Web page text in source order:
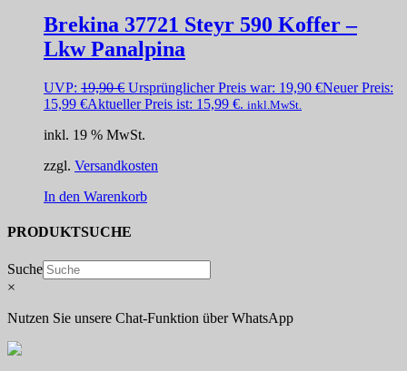
Brekina 37721 Steyr 590 Koffer –
Lkw Panalpina
UVP: 19,90€ Ursprünglicher Preis war: 19,90 €Neuer Preis:
15,99 €Aktueller Preis ist: 15,99 €. inkl.MwSt.
inkl. 19 % MwSt.
zzgl. Versandkosten
In den Warenkorb
PRODUKTSUCHE
Suche
×
Nutzen Sie unsere Chat-Funktion über WhatsApp